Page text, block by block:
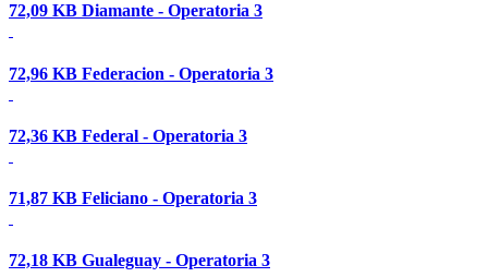
72,09 KB Diamante - Operatoria 3
72,96 KB Federacion - Operatoria 3
72,36 KB Federal - Operatoria 3
71,87 KB Feliciano - Operatoria 3
72,18 KB Gualeguay - Operatoria 3